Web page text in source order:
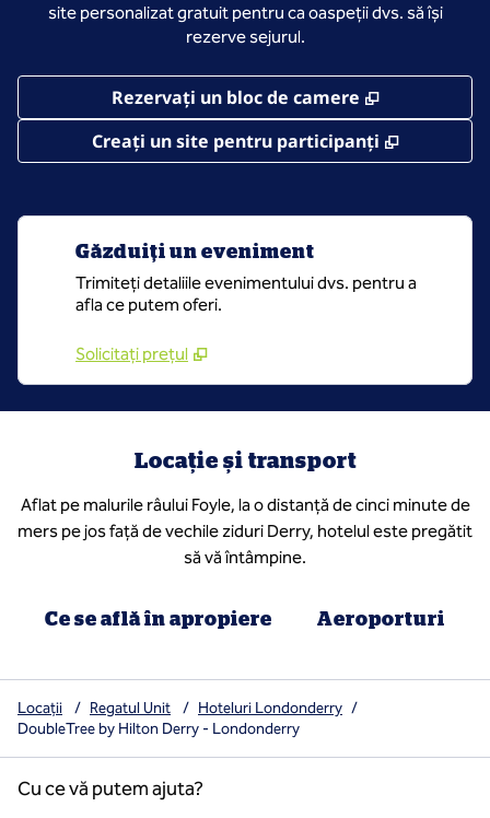
site personalizat gratuit pentru ca oaspeții dvs. să își
rezerve sejurul.
Rezervați un bloc de camere ,
Creați un site pentru participanți
,
Găzduiți un eveniment
Trimiteți detaliile evenimentului dvs. pentru a
afla ce putem oferi.
Solicitați prețul
Locație și transport
Aflat pe malurile râului Foyle, la o distanță de cinci minute de
mers pe jos față de vechile ziduri Derry, hotelul este pregătit
să vă întâmpine.
Ce se află în apropiere Aeroporturi
Locații / Regatul Unit / Hoteluri Londonderry /
DoubleTree by Hilton Derry - Londonderry
Cu ce vă putem ajuta?